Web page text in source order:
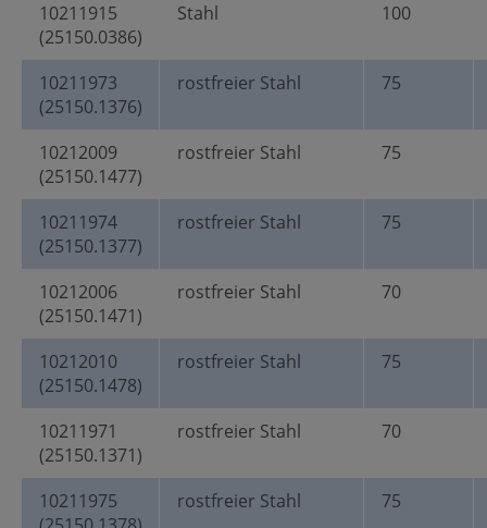
10211915
(25150.0386)
Stahl 100
10211973
(25150.1376)
rostfreier Stahl 75
10212009
(25150.1477)
rostfreier Stahl 75
10211974
(25150.1377)
rostfreier Stahl 75
10212006
(25150.1471)
rostfreier Stahl 70
10212010
(25150.1478)
rostfreier Stahl 75
10211971
(25150.1371)
rostfreier Stahl 70
10211975
rostfreier Stahl 75